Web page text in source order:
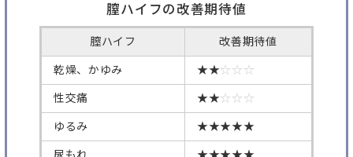
膣ハイフの改善期待値
膣ハイフ 改善期待値
乾燥、かゆみ ★★☆☆☆
性交痛 ★★☆☆☆
ゆるみ ★★★★★
尿もれ ★★★★★